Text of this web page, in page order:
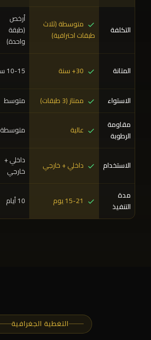
التكلفة
متوسطة (ثلاث
طبقات احترافية)
أرخص
(طبقة
واحدة)
المتانة 10-15 سنة
الاستواء
ممتاز (3 طبقات) متوسط
مقاومة
الرطوبة
عالية متوسطة
الاستخدام داخلي + خارجي
داخلي +
خارجي
مدة
التنفيذ
10 أيام
التغطية الجغرافية